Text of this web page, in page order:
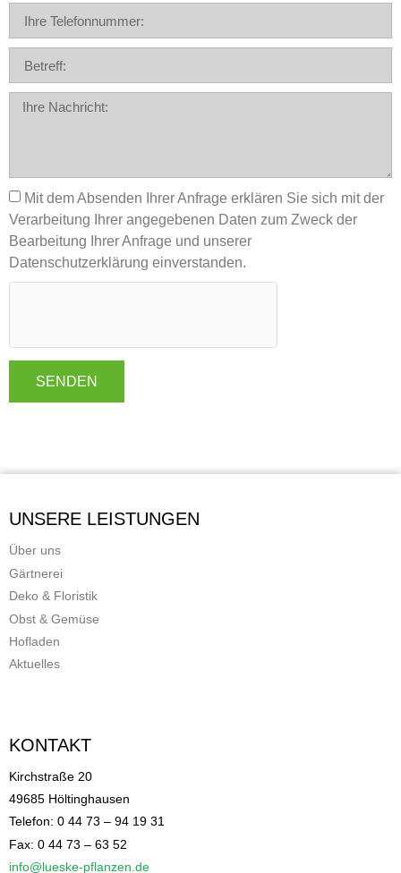
Mit dem Absenden Ihrer Anfrage erklären Sie sich mit der
Verarbeitung Ihrer angegebenen Daten zum Zweck der
Bearbeitung Ihrer Anfrage und unserer
Datenschutzerklärung einverstanden.
SENDEN
UNSERE LEISTUNGEN
Über uns
Gärtnerei
Deko & Floristik
Obst & Gemüse
Hofladen
Aktuelles
KONTAKT
Kirchstraße 20
49685 Höltinghausen
Telefon: 0 44 73 – 94 19 31
Fax: 0 44 73 – 63 52
info@lueske-pflanzen.de